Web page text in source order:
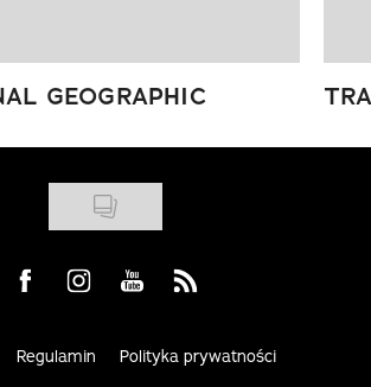
GEOGRAPHIC
Visit us on Facebook
Visit us on Instagram
Visit us on Youtube
Visit us on Rss
Regulamin Polityka prywatności